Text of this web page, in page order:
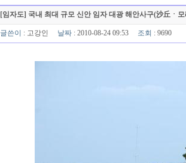
[임자도] 국내 최대 규모 신안 임자 대광 해안사구(沙丘ㆍ
글쓴이 : 고강인 날짜: 2010-08-24 09:53 조회 : 9690